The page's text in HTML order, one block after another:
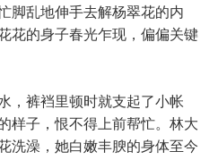
脚乱地伸手去解杨翠花的内
花的身子春光乍现，偏偏关键
裤裆里顿时就支起了小帐
样子，恨不得上前帮忙。林大
洗澡，她白嫩丰腴的身体至今